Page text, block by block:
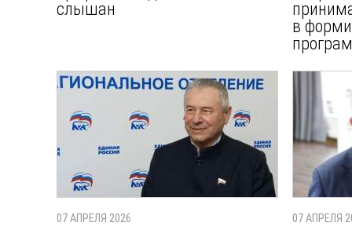
слышан
в
07 АПРЕЛЯ 2026 07 АПРЕЛЯ